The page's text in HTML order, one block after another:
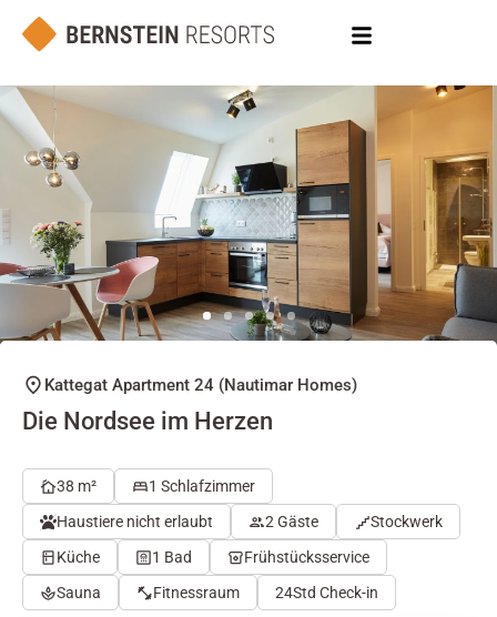
Kattegat Apartment 24 (Nautimar Homes)
Die Nordsee im Herzen
38 m²
1 Schlafzimmer
Haustiere nicht erlaubt
2 Gäste
Stockwerk
Küche
1 Bad
Frühstücksservice
Sauna
Fitnessraum 24Std Check-in